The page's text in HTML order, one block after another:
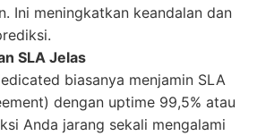
Ini meningkatkan keandalan dan
SLA Jelas
biasanya menjamin SLA
dengan uptime 99,5% atau
Anda jarang sekali mengalami